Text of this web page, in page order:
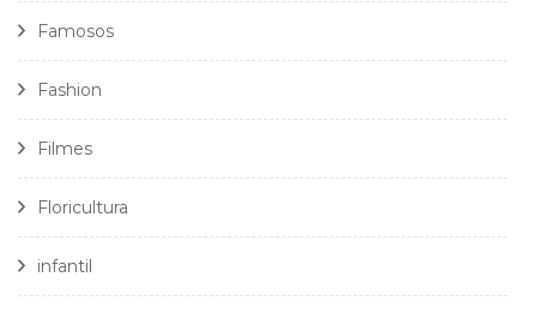
Famosos
Fashion
Filmes
Floricultura
infantil